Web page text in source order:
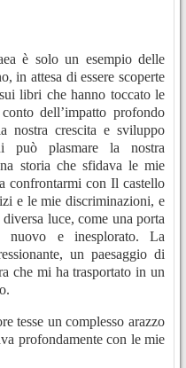
è solo un esempio delle
in attesa di essere scoperte
libri che hanno toccato le
dell’impatto profondo
nostra crescita e sviluppo
plasmare la nostra
storia che sfidava le mie
confrontarmi con Il castello
e le mie discriminazioni, e
luce, come una porta
e inesplorato. La
un paesaggio di
che mi ha trasportato in un
tesse un complesso arazzo
profondamente con le mie